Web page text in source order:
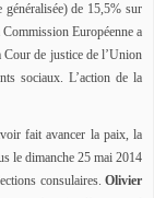
de 15,5% sur
Européenne a
Cour de justice de l’Union
sociaux. L’action de la
fait avancer la paix, la
le dimanche 25 mai 2014
consulaires. Olivier